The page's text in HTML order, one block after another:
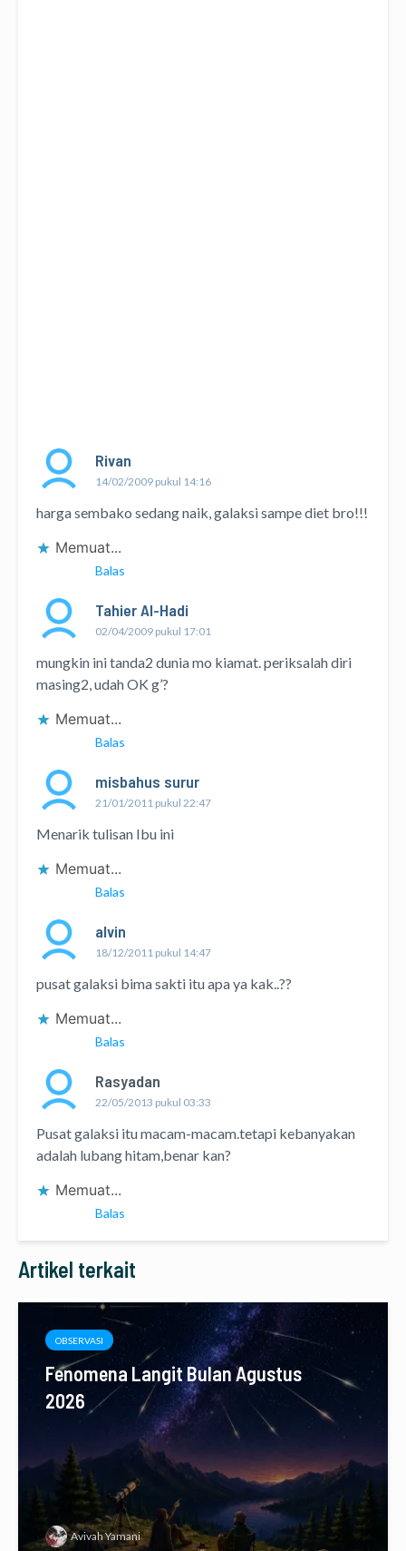
Rivan
14/02/2009 pukul 14:16
harga sembako sedang naik, galaksi sampe diet bro!!!
Memuat...
Balas
Tahier Al-Hadi
02/04/2009 pukul 17:01
mungkin ini tanda2 dunia mo kiamat. periksalah diri
masing2, udah OK g’?
Memuat...
Balas
misbahus surur
21/01/2011 pukul 22:47
Menarik tulisan Ibu ini
Memuat...
Balas
alvin
18/12/2011 pukul 14:47
pusat galaksi bima sakti itu apa ya kak..??
Memuat...
Balas
Rasyadan
22/05/2013 pukul 03:33
Pusat galaksi itu macam-macam.tetapi kebanyakan
adalah lubang hitam,benar kan?
Memuat...
Balas
Artikel terkait
OBSERVASI
Fenomena Langit Bulan Agustus
2026
Avivah Yamani